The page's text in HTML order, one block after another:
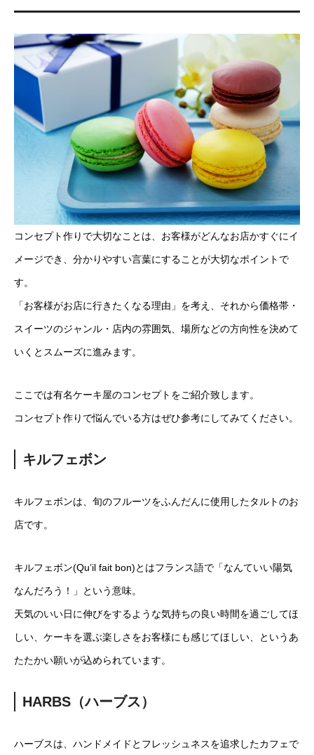
コンセプト作りで大切なことは、お客様がどんなお店かすぐにイ
メージでき、分かりやすい言葉にすることが大切なポイントで
す。
「お客様がお店に行きたくなる理由」を考え、それから価格帯・
スイーツのジャンル・店内の雰囲気、場所などの方向性を決めて
いくとスムーズに進みます。
ここでは有名ケーキ屋のコンセプトをご紹介致します。
コンセプト作りで悩んでいる方はぜひ参考にしてみてください。
キルフェボン
キルフェボンは、旬のフルーツをふんだんに使用したタルトのお
店です。
キルフェボン(Qu’il fait bon)とはフランス語で「なんていい陽気
なんだろう！」という意味。
天気のいい日に伸びをするような気持ちの良い時間を過ごしてほ
しい、ケーキを選ぶ楽しさをお客様にも感じてほしい、というあ
たたかい願いが込められています。
HARBS（ハーブス）
ハーブスは、ハンドメイドとフレッシュネスを追求したカフェで